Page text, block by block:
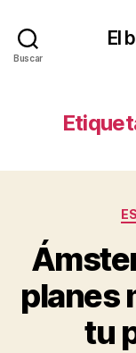
Buscar
El
planes
tu